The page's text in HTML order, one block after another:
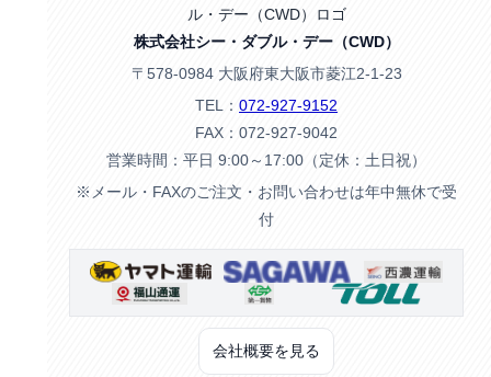
株式会社シー・ダブル・デー（CWD）
〒578-0984 大阪府東大阪市菱江2-1-23
TEL： 072-927-9152
FAX：072-927-9042
営業時間：平日 9:00～17:00（定休：土日祝）
※メール・FAXのご注文・お問い合わせは年中無休で受
付
会社概要を見る